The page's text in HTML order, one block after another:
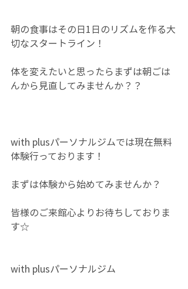
朝の食事はその日1日のリズムを作る大
切なスタートライン！
体を変えたいと思ったらまずは朝ごは
んから見直してみませんか？？
with plusパーソナルジムでは現在無料
体験行っております！
まずは体験から始めてみませんか？
皆様のご来館心よりお待ちしておりま
す☆
with plusパーソナルジム